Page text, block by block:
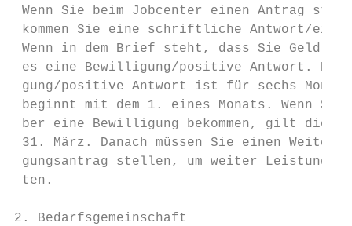
Wenn Sie beim Jobcenter einen Antrag
kommen Sie eine schriftliche Antwort/
Wenn in dem Brief steht, dass Sie Geld
es eine Bewilligung/positive Antwort.
gung/positive Antwort ist für sechs
beginnt mit dem 1. eines Monats. Wenn Sie
ber eine Bewilligung bekommen, gilt
31. März. Danach müssen Sie einen
gungsantrag stellen, um weiter
ten.
2. Bedarfsgemeinschaft